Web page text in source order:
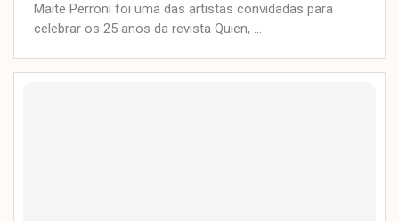
Maite Perroni foi uma das artistas convidadas para
celebrar os 25 anos da revista Quien, …